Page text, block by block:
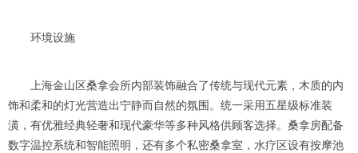
环境设施
上海金山区桑拿会所内部装饰融合了传统与现代元素，木质的内
饰和柔和的灯光营造出宁静而自然的氛围。统一采用五星级标准装
潢，有优雅经典轻奢和现代豪华等多种风格供顾客选择。桑拿房配备
数字温控系统和智能照明，还有多个私密桑拿室，水疗区设有按摩池